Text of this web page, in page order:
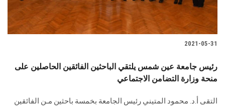
هيئة التدريس
الخريجين
2021-05-31
رئيس جامعة عين شمس يلتقي الباحثين الفائقين الحاصلين على
منحة وزارة التضامن الاجتماعي
التقى أ.د. محمود المتيني رئيس الجامعة بخمسة باحثين مـن الفائقين